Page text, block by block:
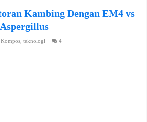
Kambing Dengan EM4 vs
,teknologi 4